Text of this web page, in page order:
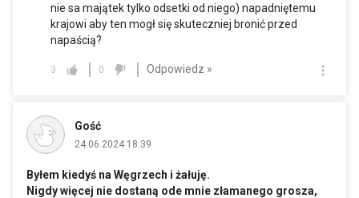
nie sa majątek tylko odsetki od niego) napadniętemu
krajowi aby ten mogł się skuteczniej bronić przed
napaścią?
3 0 Odpowiedz »
Gość
24.06.2024 18:39
Byłem kiedyś na Węgrzech i żałuję.
Nigdy więcej nie dostaną ode mnie złamanego grosza,